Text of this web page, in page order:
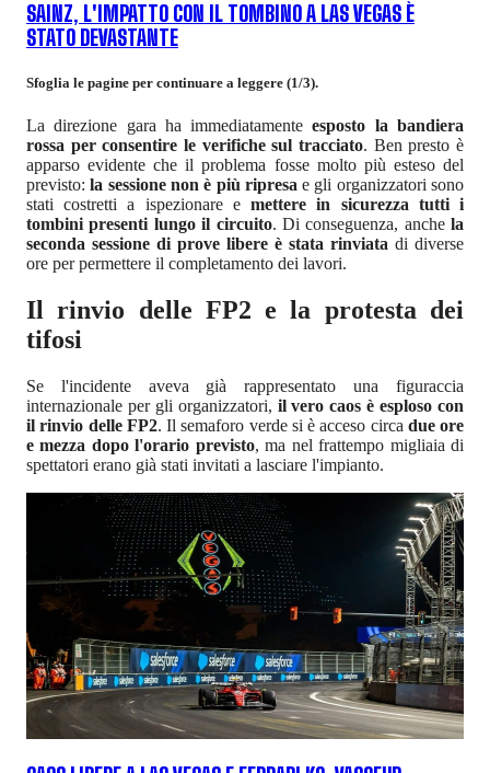
SAINZ, L'IMPATTO CON IL TOMBINO A LAS VEGAS È
STATO DEVASTANTE
Sfoglia le pagine per continuare a leggere (1/3).
La direzione gara ha immediatamenteesposto la bandiera
rossa per consentire le verifiche sul tracciato. Ben presto è
apparso evidente che il problema fosse molto più esteso del
previsto:la sessione non è più ripresae gli organizzatori sono
stati costretti a ispezionare emettere in sicurezza tutti i
tombini presenti lungo il circuito. Di conseguenza, anche la
seconda sessione di prove libere è stata rinviata di diverse
ore per permettere il completamento dei lavori.
Il rinvio delle FP2 e la protesta dei
tifosi
Se l'incidente aveva già rappresentato una figuraccia
internazionale per gli organizzatori, il vero caos è esploso con
il rinvio delle FP2. Il semaforo verde si è acceso circa due ore
e mezza dopo l'orario previsto, ma nel frattempo migliaia di
spettatori erano già stati invitati a lasciare l'impianto.